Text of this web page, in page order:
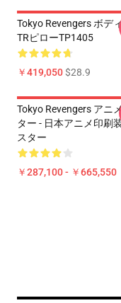
Tokyo Revengers ボデ
TRピローTP1405
￥419,050$28.9
Tokyo Revengers アニ
ター - 日本アニメ印刷
スター
￥287,100 - ￥665,550